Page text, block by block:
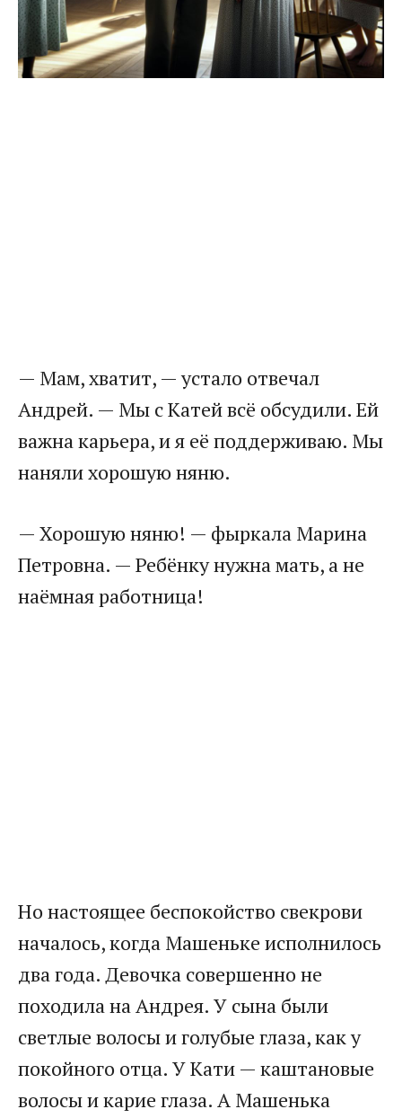
— Мам, хватит, — устало отвечал
Андрей. — Мы с Катей всё обсудили. Ей
важна карьера, и я её поддерживаю. Мы
наняли хорошую няню.
— Хорошую няню! — фыркала Марина
Петровна. — Ребёнку нужна мать, а не
наёмная работница!
Но настоящее беспокойство свекрови
началось, когда Машеньке исполнилось
два года. Девочка совершенно не
походила на Андрея. У сына были
светлые волосы и голубые глаза, как у
покойного отца. У Кати — каштановые
волосы и карие глаза. А Машенька